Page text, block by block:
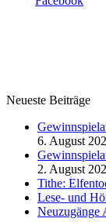
Neueste Beiträge
6. August
2. August
Tithe:
Lese- und
Neuzugänge